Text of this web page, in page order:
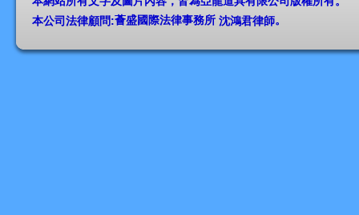
本公司法律顧問:薈盛國際法律事務所 沈鴻君律師。